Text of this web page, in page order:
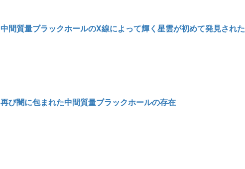
中間質量ブラックホールのX線によって輝く星雲が初めて発見された
再び闇に包まれた中間質量ブラックホールの存在